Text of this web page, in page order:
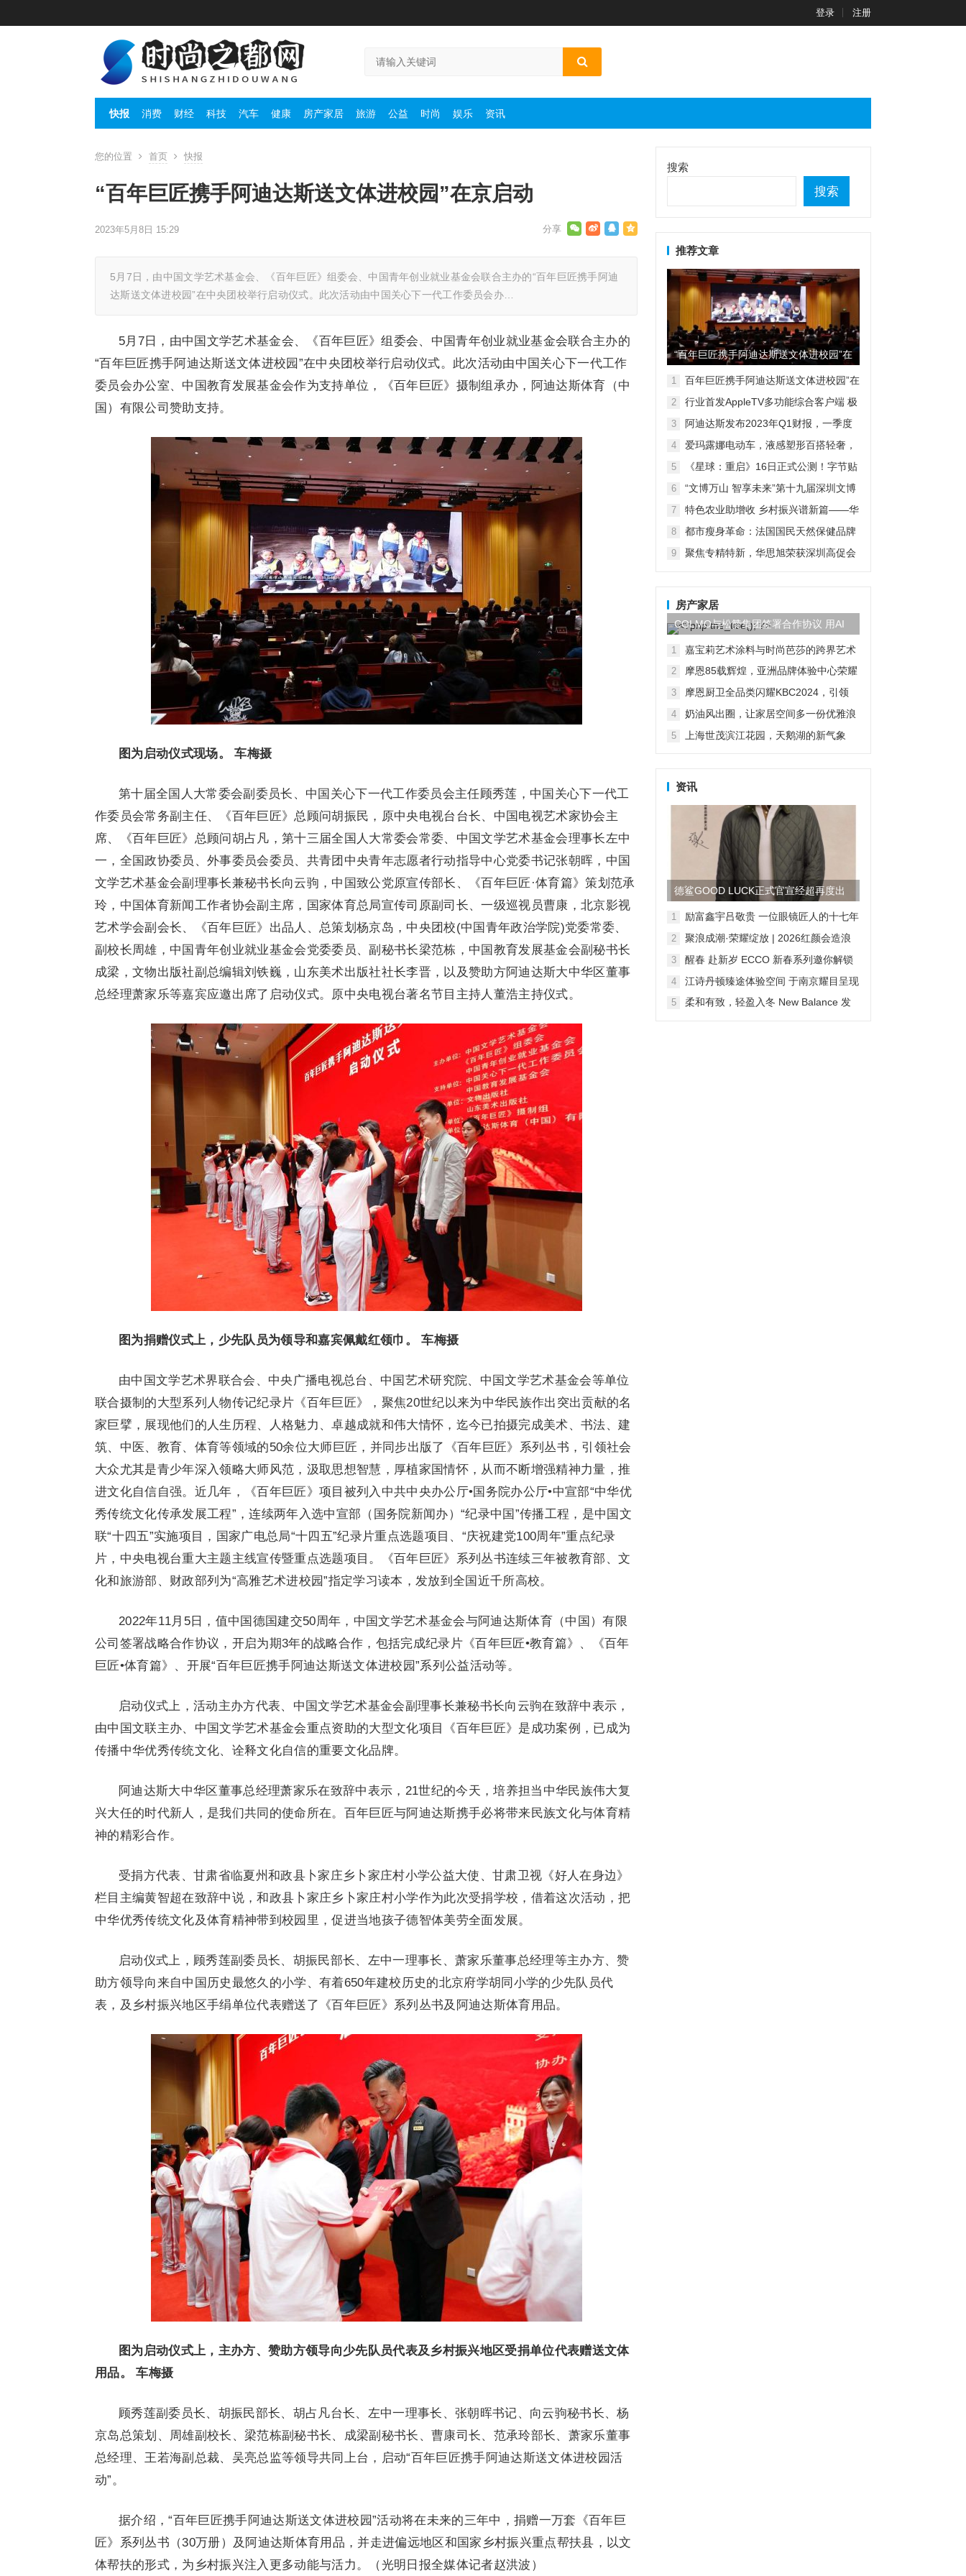
登录 注册
快报 消费 财经 科技 汽车 健康 房产家居 旅游 公益 时尚 娱乐 资讯
您的位置 首页 快报
“百年巨匠携手阿迪达斯送文体进校园”在京启动
2023年5月8日 15:29
5月7日，由中国文学艺术基金会、《百年巨匠》组委会、中国青年创业就业基金会联合主办的“百年巨匠携手阿迪
达斯送文体进校园”在中央团校举行启动仪式。此次活动由中国关心下一代工作委员会办…
5月7日，由中国文学艺术基金会、《百年巨匠》组委会、中国青年创业就业基金会联合主办的
“百年巨匠携手阿迪达斯送文体进校园”在中央团校举行启动仪式。此次活动由中国关心下一代工作
委员会办公室、中国教育发展基金会作为支持单位，《百年巨匠》摄制组承办，阿迪达斯体育（中
国）有限公司赞助支持。
图为启动仪式现场。 车梅摄
第十届全国人大常委会副委员长、中国关心下一代工作委员会主任顾秀莲，中国关心下一代工
作委员会常务副主任、《百年巨匠》总顾问胡振民，原中央电视台台长、中国电视艺术家协会主
席、《百年巨匠》总顾问胡占凡，第十三届全国人大常委会常委、中国文学艺术基金会理事长左中
一，全国政协委员、外事委员会委员、共青团中央青年志愿者行动指导中心党委书记张朝晖，中国
文学艺术基金会副理事长兼秘书长向云驹，中国致公党原宣传部长、《百年巨匠·体育篇》策划范承
玲，中国体育新闻工作者协会副主席，国家体育总局宣传司原副司长、一级巡视员曹康，北京影视
艺术学会副会长、《百年巨匠》出品人、总策划杨京岛，中央团校(中国青年政治学院)党委常委、
副校长周雄，中国青年创业就业基金会党委委员、副秘书长梁范栋，中国教育发展基金会副秘书长
成梁，文物出版社副总编辑刘铁巍，山东美术出版社社长李晋，以及赞助方阿迪达斯大中华区董事
总经理萧家乐等嘉宾应邀出席了启动仪式。原中央电视台著名节目主持人董浩主持仪式。
图为捐赠仪式上，少先队员为领导和嘉宾佩戴红领巾。 车梅摄
由中国文学艺术界联合会、中央广播电视总台、中国艺术研究院、中国文学艺术基金会等单位
联合摄制的大型系列人物传记纪录片《百年巨匠》，聚焦20世纪以来为中华民族作出突出贡献的名
家巨擘，展现他们的人生历程、人格魅力、卓越成就和伟大情怀，迄今已拍摄完成美术、书法、建
筑、中医、教育、体育等领域的50余位大师巨匠，并同步出版了《百年巨匠》系列丛书，引领社会
大众尤其是青少年深入领略大师风范，汲取思想智慧，厚植家国情怀，从而不断增强精神力量，推
进文化自信自强。近几年，《百年巨匠》项目被列入中共中央办公厅•国务院办公厅•中宣部“中华优
秀传统文化传承发展工程”，连续两年入选中宣部（国务院新闻办）“纪录中国”传播工程，是中国文
联“十四五”实施项目，国家广电总局“十四五”纪录片重点选题项目、“庆祝建党100周年”重点纪录
片，中央电视台重大主题主线宣传暨重点选题项目。《百年巨匠》系列丛书连续三年被教育部、文
化和旅游部、财政部列为“高雅艺术进校园”指定学习读本，发放到全国近千所高校。
2022年11月5日，值中国德国建交50周年，中国文学艺术基金会与阿迪达斯体育（中国）有限
公司签署战略合作协议，开启为期3年的战略合作，包括完成纪录片《百年巨匠•教育篇》、《百年
巨匠•体育篇》、开展“百年巨匠携手阿迪达斯送文体进校园”系列公益活动等。
启动仪式上，活动主办方代表、中国文学艺术基金会副理事长兼秘书长向云驹在致辞中表示，
由中国文联主办、中国文学艺术基金会重点资助的大型文化项目《百年巨匠》是成功案例，已成为
传播中华优秀传统文化、诠释文化自信的重要文化品牌。
阿迪达斯大中华区董事总经理萧家乐在致辞中表示，21世纪的今天，培养担当中华民族伟大复
兴大任的时代新人，是我们共同的使命所在。百年巨匠与阿迪达斯携手必将带来民族文化与体育精
神的精彩合作。
受捐方代表、甘肃省临夏州和政县卜家庄乡卜家庄村小学公益大使、甘肃卫视《好人在身边》
栏目主编黄智超在致辞中说，和政县卜家庄乡卜家庄村小学作为此次受捐学校，借着这次活动，把
中华优秀传统文化及体育精神带到校园里，促进当地孩子德智体美劳全面发展。
启动仪式上，顾秀莲副委员长、胡振民部长、左中一理事长、萧家乐董事总经理等主办方、赞
助方领导向来自中国历史最悠久的小学、有着650年建校历史的北京府学胡同小学的少先队员代
表，及乡村振兴地区手绢单位代表赠送了《百年巨匠》系列丛书及阿迪达斯体育用品。
图为启动仪式上，主办方、赞助方领导向少先队员代表及乡村振兴地区受捐单位代表赠送文体
用品。 车梅摄
顾秀莲副委员长、胡振民部长、胡占凡台长、左中一理事长、张朝晖书记、向云驹秘书长、杨
京岛总策划、周雄副校长、梁范栋副秘书长、成梁副秘书长、曹康司长、范承玲部长、萧家乐董事
总经理、王若海副总裁、吴亮总监等领导共同上台，启动“百年巨匠携手阿迪达斯送文体进校园活
动”。
据介绍，“百年巨匠携手阿迪达斯送文体进校园”活动将在未来的三年中，捐赠一万套《百年巨
匠》系列丛书（30万册）及阿迪达斯体育用品，并走进偏远地区和国家乡村振兴重点帮扶县，以文
体帮扶的形式，为乡村振兴注入更多动能与活力。（光明日报全媒体记者赵洪波）
搜索
搜索
推荐文章
“百年巨匠携手阿迪达斯送文体进校园”在
京启动
1
百年巨匠携手阿迪达斯送文体进校园”在
2
行业首发AppleTV多功能综合客户端 极
3
阿迪达斯发布2023年Q1财报，一季度
4
爱玛露娜电动车，液感塑形百搭轻奢，
5
《星球：重启》16日正式公测！字节贴
6
“文博万山 智享未来”第十九届深圳文博
7
特色农业助增收 乡村振兴谱新篇——华
8
都市瘦身革命：法国国民天然保健品牌
案
9
聚焦专精特新，华思旭荣获深圳高促会
房产家居
COLMO与松赞集团签署合作协议 用AI
科技打造山居生活场景...
1 嘉宝莉艺术涂料与时尚芭莎的跨界艺术
2
摩恩85载辉煌，亚洲品牌体验中心荣耀
3
摩恩厨卫全品类闪耀KBC2024，引领
4
奶油风出圈，让家居空间多一份优雅浪
5 上海世茂滨江花园，天鹅湖的新气象
资讯
德鲨GOOD LUCK正式官宣经超再度出
任品牌形象大使
1
励富鑫宇吕敬贵 一位眼镜匠人的十七年
2
聚浪成潮·荣耀绽放 | 2026红颜会造浪
3
醒春 赴新岁 ECCO 新春系列邀你解锁
4 江诗丹顿臻途体验空间 于南京耀目呈现
5
柔和有致，轻盈入冬 New Balance 发